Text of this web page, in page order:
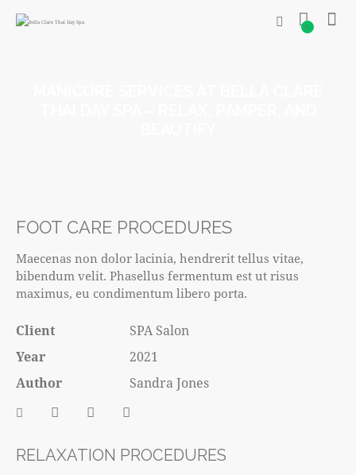
0
FOOT CARE PROCEDURES
RELAXATION PROCEDURES
Maecenas non dolor lacinia, hendrerit tellus vitae,
bibendum velit. Phasellus fermentum est ut risus
maximus, eu condimentum libero porta.
Client
SPA Salon
Year
2021
Author
Sandra Jones